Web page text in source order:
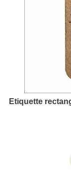
Etiquette